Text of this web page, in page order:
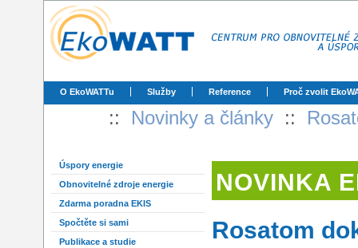
O EkoWATTu Služby Reference Proč zvolit
:: Novinky a články ::
Úspory energie
Obnovitelné zdroje energie
Zdarma poradna EKIS
Spočtěte si sami
Publikace a studie
NOVINKA
Rosatom